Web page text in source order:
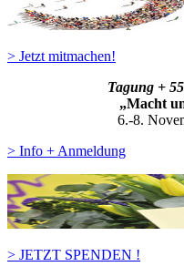
> Jetzt mitmachen!
Tagung +
„Macht
6.-8.
> Info + Anmeldung
> JETZT SPENDEN !